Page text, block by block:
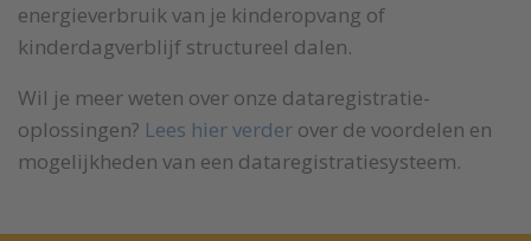
energieverbruik van je kinderopvang of
kinderdagverblijf structureel dalen.
Wil je meer weten over onze dataregistratie-
oplossingen? Lees hier verder over de voordelen en
mogelijkheden van een dataregistratiesysteem.